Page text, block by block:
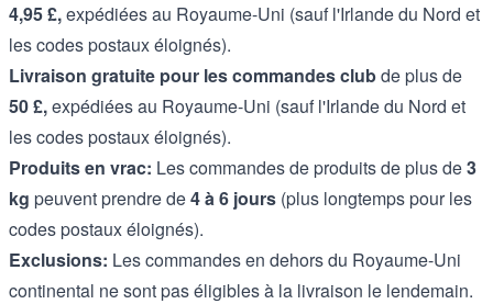
4,95 £,expédiées au Royaume-Uni (sauf l'Irlande du Nord et
les codes postaux éloignés).
Livraison gratuite pour les commandes clubde plus de
50 £,expédiées au Royaume-Uni (sauf l'Irlande du Nord et
les codes postaux éloignés).
Produits en vrac: Les commandes de produits de plus de3
kg peuvent prendre de4 à 6 jours (plus longtemps pour les
codes postaux éloignés).
Exclusions: Les commandes en dehors du Royaume-Uni
continental ne sont pas éligibles à la livraison le lendemain.